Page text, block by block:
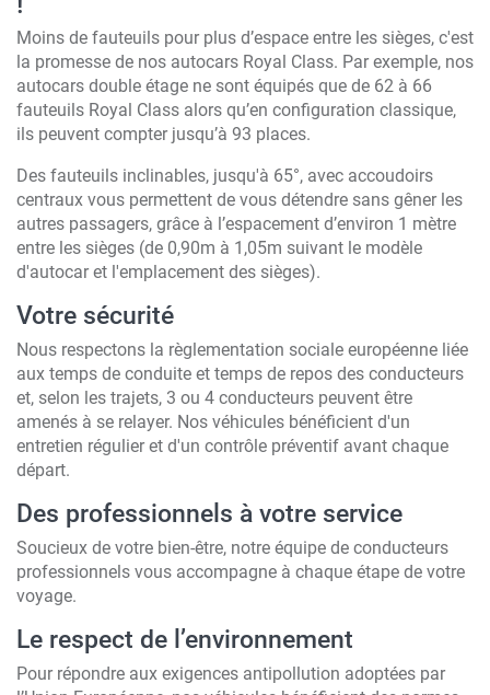
Moins de fauteuils pour plus d’espace entre les sièges, c'est
la promesse de nos autocars Royal Class. Par exemple, nos
autocars double étage ne sont équipés que de 62 à 66
fauteuils Royal Class alors qu’en configuration classique,
ils peuvent compter jusqu’à 93 places.
Des fauteuils inclinables, jusqu'à 65°, avec accoudoirs
centraux vous permettent de vous détendre sans gêner les
autres passagers, grâce à l’espacement d’environ 1 mètre
entre les sièges (de 0,90m à 1,05m suivant le modèle
d'autocar et l'emplacement des sièges).
Votre sécurité
Nous respectons la règlementation sociale européenne liée
aux temps de conduite et temps de repos des conducteurs
et, selon les trajets, 3 ou 4 conducteurs peuvent être
amenés à se relayer. Nos véhicules bénéficient d'un
entretien régulier et d'un contrôle préventif avant chaque
départ.
Des professionnels à votre service
Soucieux de votre bien-être, notre équipe de conducteurs
professionnels vous accompagne à chaque étape de votre
voyage.
Le respect de l’environnement
Pour répondre aux exigences antipollution adoptées par